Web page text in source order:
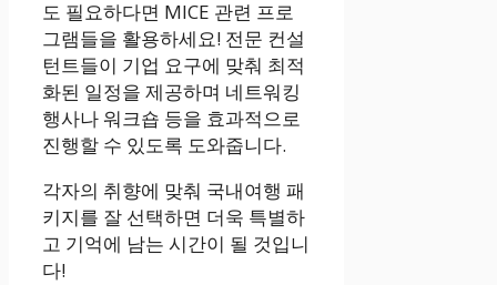
도 필요하다면 MICE 관련 프로
그램들을 활용하세요! 전문 컨설
턴트들이 기업 요구에 맞춰 최적
화된 일정을 제공하며 네트워킹
행사나 워크숍 등을 효과적으로
진행할 수 있도록 도와줍니다.
각자의 취향에 맞춰 국내여행 패
키지를 잘 선택하면 더욱 특별하
고 기억에 남는 시간이 될 것입니
다!